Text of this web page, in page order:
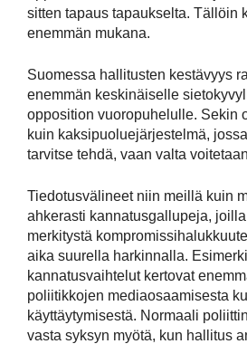
sitten tapaus tapaukselta. Tällöin
enemmän mukana.
Suomessa hallitusten kestävyys
enemmän keskinäiselle
opposition vuoropuhelulle. Sekin
kuin kaksipuoluejärjestelmä,
tarvitse tehdä, vaan valta
Tiedotusvälineet niin meillä kuin
ahkerasti kannatusgallupeja,
merkitystä
aika suurella harkinnalla.
kannatusvaihtelut kertovat
poliitikkojen mediaosaamisesta
käyttäytymisestä. Normaali
vasta syksyn myötä, kun hallitus